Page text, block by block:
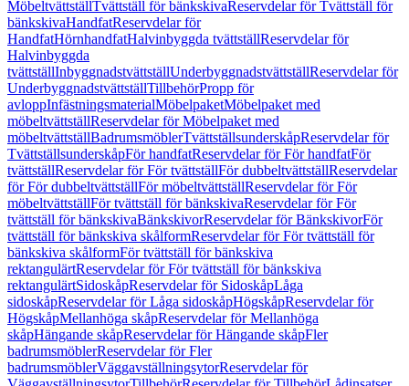
MöbeltvättställTvättställ för bänkskivaReservdelar för Tvättställ för
bänkskivaHandfatReservdelar för
HandfatHörnhandfatHalvinbyggda tvättställReservdelar för
Halvinbyggda
tvättställInbyggnadstvättställUnderbyggnadstvättställReservdelar för
UnderbyggnadstvättställTillbehörPropp för
avloppInfästningsmaterialMöbelpaketMöbelpaket med
möbeltvättställReservdelar för Möbelpaket med
möbeltvättställBadrumsmöblerTvättställsunderskåpReservdelar för
TvättställsunderskåpFör handfatReservdelar för För handfatFör
tvättställReservdelar för För tvättställFör dubbeltvättställReservdelar
för För dubbeltvättställFör möbeltvättställReservdelar för För
möbeltvättställFör tvättställ för bänkskivaReservdelar för För
tvättställ för bänkskivaBänkskivorReservdelar för BänkskivorFör
tvättställ för bänkskiva skålformReservdelar för För tvättställ för
bänkskiva skålformFör tvättställ för bänkskiva
rektangulärtReservdelar för För tvättställ för bänkskiva
rektangulärtSidoskåpReservdelar för SidoskåpLåga
sidoskåpReservdelar för Låga sidoskåpHögskåpReservdelar för
HögskåpMellanhöga skåpReservdelar för Mellanhöga
skåpHängande skåpReservdelar för Hängande skåpFler
badrumsmöblerReservdelar för Fler
badrumsmöblerVäggavställningsytorReservdelar för